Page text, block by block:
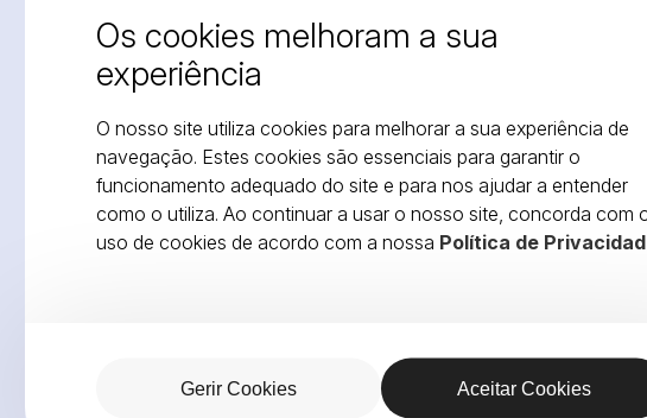
Os cookies melhoram a sua
experiência
O nosso site utiliza cookies para melhorar a sua experiência de
navegação. Estes cookies são essenciais para garantir o
funcionamento adequado do site e para nos ajudar a entender
como o utiliza. Ao continuar a usar o nosso site, concorda com
uso de cookies de acordo com a nossa Política de
Gerir Cookies Aceitar Cookies